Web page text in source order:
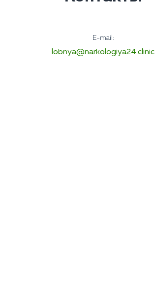
E-mail:
lobnya@narkologiya24.clinic